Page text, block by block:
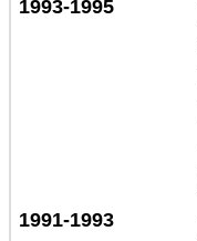
1993-1995
1991-1993